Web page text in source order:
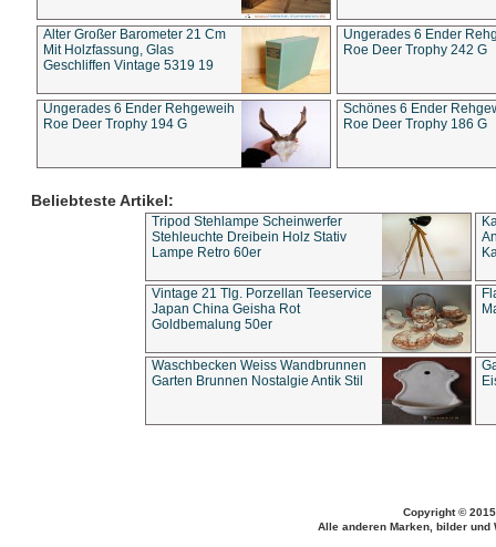
Alter Großer Barometer 21 Cm
Mit Holzfassung, Glas
Geschliffen Vintage 5319 19
Ungerades 6 Ender
Roe Deer Trophy 242 G
Ungerades 6 Ender Rehgeweih
Roe Deer Trophy 194 G
Schönes 6 Ender
Roe Deer Trophy 186 G
Beliebteste Artikel:
Tripod Stehlampe Scheinwerfer
Stehleuchte Dreibein Holz Stativ
Lampe Retro 60er
Vintage 21 Tlg. Porzellan Teeservice
Japan China Geisha Rot
Goldbemalung 50er
Waschbecken Weiss Wandbrunnen
Garten Brunnen Nostalgie Antik Stil
Copyright ©
Alle anderen Marken, bilder und